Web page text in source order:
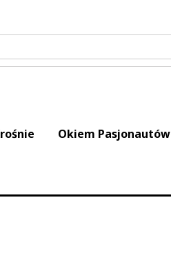
Okiem Pasjonautów